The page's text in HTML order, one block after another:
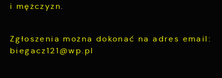
i mężczyzn.
Zgłoszenia można dokonać na adres email:
biegacz121@wp.pl